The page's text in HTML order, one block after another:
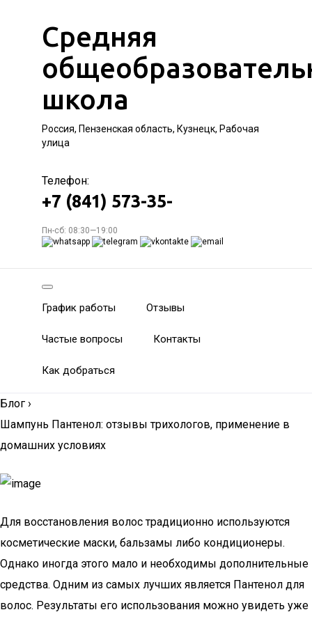
Средняя
школа
Россия, Пензенская область, Кузнецк, Рабочая
улица
Телефон:
+7 (841) 573-35-
Пн-сб: 08:30—19:00
График работы Отзывы
Частые вопросы Контакты
Как добраться
Блог ›
Шампунь Пантенол: отзывы трихологов, применение в
домашних условиях
Для восстановления волос традиционно используются
косметические маски, бальзамы либо кондиционеры.
Однако иногда этого мало и необходимы дополнительные
средства. Одним из самых лучших является Пантенол для
волос. Результаты его использования можно увидеть уже